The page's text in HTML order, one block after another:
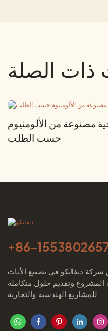
ذات الصلة
مصنوعة من الألومنيوم
حسب الطلب
+86-
ديفايكو في تصنيع الأثاث
وتقديم حلول متكاملة
للمشاريع الهندسية والتجارية